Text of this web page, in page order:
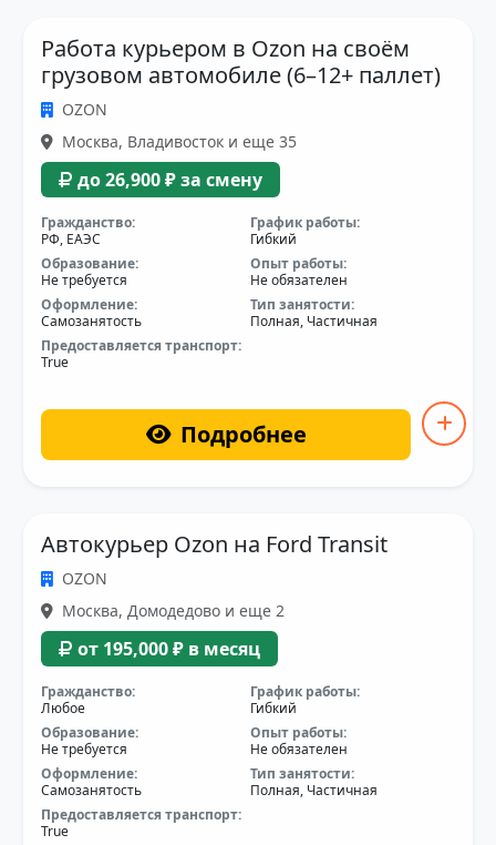
Работа курьером в Ozon на своём
грузовом автомобиле (6–12+ паллет)
OZON
Москва, Владивосток и еще 35
до 26,900 ₽ за смену
Гражданство:
РФ, ЕАЭС
График работы:
Гибкий
Образование:
Не требуется
Опыт работы:
Не обязателен
Оформление:
Самозанятость
Тип занятости:
Полная, Частичная
Предоставляется транспорт:
True
Подробнее
Автокурьер Ozon на Ford Transit
OZON
Москва, Домодедово и еще 2
от 195,000 ₽ в месяц
Гражданство:
Любое
График работы:
Гибкий
Образование:
Не требуется
Опыт работы:
Не обязателен
Оформление:
Самозанятость
Тип занятости:
Полная, Частичная
Предоставляется транспорт:
True